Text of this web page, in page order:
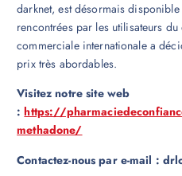
darknet, est désormais
rencontrées par les utilisateurs
commerciale internationale a
prix très abordables.
Visitez notre site web
:https://
methadone/
Contactez-nous par e-mail :